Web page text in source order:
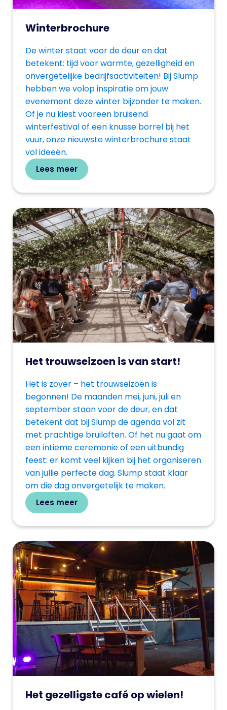
Winterbrochure
De winter staat voor de deur en dat
betekent: tijd voor warmte, gezelligheid en
onvergetelijke bedrijfsactiviteiten! Bij Slump
hebben we volop inspiratie om jouw
evenement deze winter bijzonder te maken.
Of je nu kiest vooreen bruisend
winterfestival of een knusse borrel bij het
vuur, onze nieuwste winterbrochure staat
vol ideeën.
Lees meer
Het trouwseizoen is van start!
Het is zover – het trouwseizoen is
begonnen! De maanden mei, juni, juli en
september staan voor de deur, en dat
betekent dat bij Slump de agenda vol zit
met prachtige bruiloften. Of het nu gaat om
een intieme ceremonie of een uitbundig
feest: er komt veel kijken bij het organiseren
van jullie perfecte dag. Slump staat klaar
om die dag onvergetelijk te maken.
Lees meer
Het gezelligste café op wielen!